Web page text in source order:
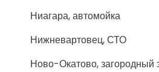
Ниагара, автомойка
Нижневартовец, СТО
Ново-Окатово, загородный